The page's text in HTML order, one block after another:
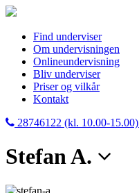
Find underviser
Om undervisningen
Onlineundervisning
Bliv underviser
Priser og vilkår
Kontakt
28746122 (kl. 10.00-15.00)
Stefan A.